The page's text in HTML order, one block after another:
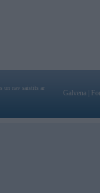
un nav saistīts ar
Galvena